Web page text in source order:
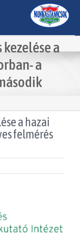
a
a
a hazai
felmérés